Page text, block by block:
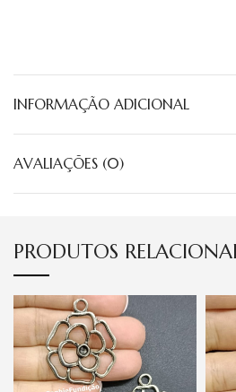
INFORMAÇÃO ADICIONAL
AVALIAÇÕES (0)
PRODUTOS